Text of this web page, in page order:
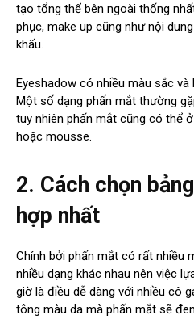
tạo tổng thể bên ngoài thống
phục, make up cũng như nội
khấu.
Eyeshadow có nhiều màu sắc và
Một số dạng phấn mắt thường
tuy nhiên phấn mắt cũng có thể
hoặc mousse.
2. Cách chọn
hợp nhất
Chính bởi phấn mắt có rất nhiều
nhiều dạng khác nhau nên việc
giờ là điều dễ dàng với nhiều cô
tông màu da mà phấn mắt sẽ